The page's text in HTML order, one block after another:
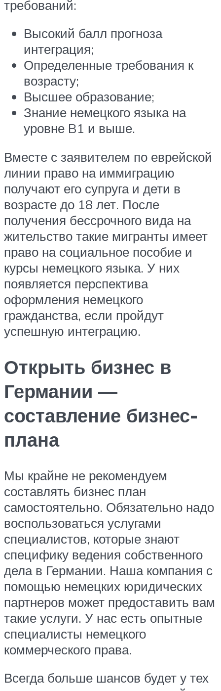
требований:
Высокий балл прогноза
интеграция;
Определенные требования к
возрасту;
Высшее образование;
Знание немецкого языка на
уровне B1 и выше.
Вместе с заявителем по еврейской
линии право на иммиграцию
получают его супруга и дети в
возрасте до 18 лет. После
получения бессрочного вида на
жительство такие мигранты имеет
право на социальное пособие и
курсы немецкого языка. У них
появляется перспектива
оформления немецкого
гражданства, если пройдут
успешную интеграцию.
Открыть бизнес в
Германии —
составление бизнес-
плана
Мы крайне не рекомендуем
составлять бизнес план
самостоятельно. Обязательно надо
воспользоваться услугами
специалистов, которые знают
специфику ведения собственного
дела в Германии. Наша компания с
помощью немецких юридических
партнеров может предоставить вам
такие услуги. У нас есть опытные
специалисты немецкого
коммерческого права.
Всегда больше шансов будет у тех